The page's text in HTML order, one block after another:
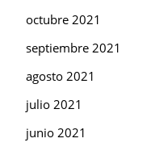
octubre 2021
septiembre 2021
agosto 2021
julio 2021
junio 2021